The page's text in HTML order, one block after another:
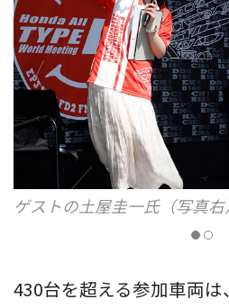
430台を超える参加車両